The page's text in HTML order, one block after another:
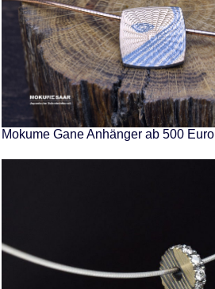
Mokume Gane Anhänger ab 500 Euro